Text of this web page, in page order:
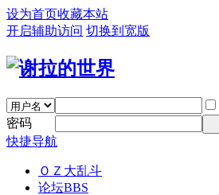
设为首页收藏本站
开启辅助访问 切换到宽版
密码
快捷导航
ＯＺ大乱斗
论坛BBS